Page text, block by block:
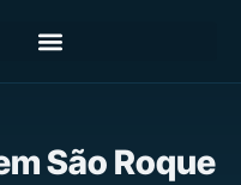
São Roque